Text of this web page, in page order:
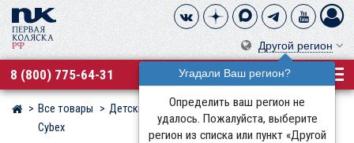
Другой регион
Угадали Ваш регион?
Определить ваш регион не
удалось. Пожалуйста, выберите
регион из списка или пункт «Другой
8 (800) 775-64-31
Магазин детских колясок
Все товары Детские коляски
Детские коляски 3 в 1
Cybex